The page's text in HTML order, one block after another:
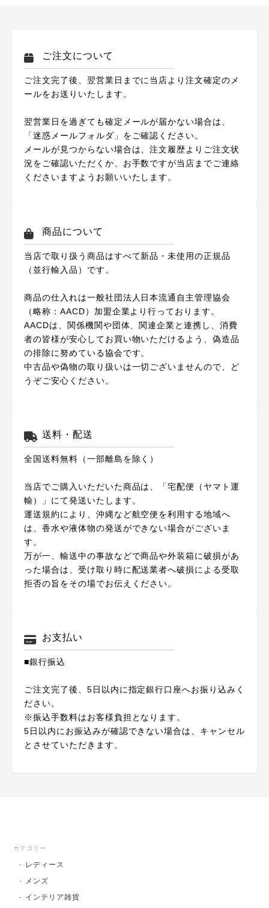
ご注文について
ご注文完了後、翌営業日までに当店より注文確定のメ
ールをお送りいたします。
翌営業日を過ぎても確定メールが届かない場合は、
「迷惑メールフォルダ」をご確認ください。
メールが見つからない場合は、注文履歴よりご注文状
況をご確認いただくか、お手数ですが当店までご連絡
くださいますようお願いいたします。
商品について
当店で取り扱う商品はすべて新品・未使用の正規品
（並行輸入品）です。
商品の仕入れは一般社団法人日本流通自主管理協会
（略称：AACD）加盟企業より行っております。
AACDは、関係機関や団体、関連企業と連携し、消費
者の皆様が安心してお買い物いただけるよう、偽造品
の排除に努めている協会です。
中古品や偽物の取り扱いは一切ございませんので、ど
うぞご安心ください。
送料・配送
全国送料無料（一部離島を除く）
当店でご購入いただいた商品は、「宅配便（ヤマト運
輸）」にて発送いたします。
運送規約により、沖縄など航空便を利用する地域へ
は、香水や液体物の発送ができない場合がございま
す。
万が一、輸送中の事故などで商品や外装箱に破損があ
った場合は、受け取り時に配送業者へ破損による受取
拒否の旨をその場でお伝えください。
お支払い
■銀行振込
ご注文完了後、5日以内に指定銀行口座へお振り込みく
ださい。
※振込手数料はお客様負担となります。
5日以内にお振込みが確認できない場合は、キャンセル
とさせていただきます。
カテゴリー
レディース
メンズ
インテリア雑貨